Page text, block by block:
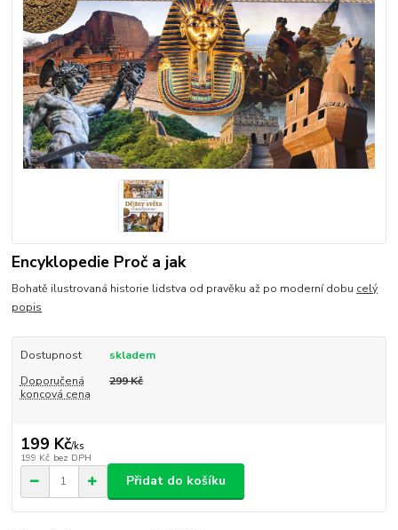
Encyklopedie Proč a jak
Bohatě ilustrovaná historie lidstva od pravěku až po moderní dobu celý
popis
Dostupnost
skladem
Doporučená
koncová cena
299 Kč
199 Kč/ks
199 Kč bez DPH
Přidat do košíku